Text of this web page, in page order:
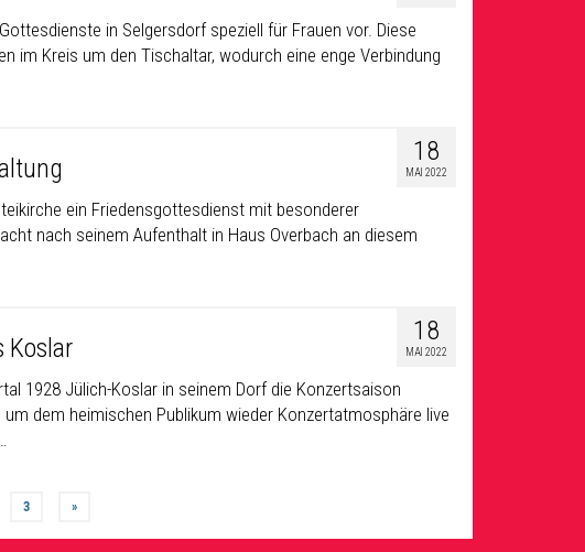
in Selgersdorf speziell für Frauen vor. Diese
im Kreis um den Tischaltar, wodurch eine enge Verbindung
18
MAI 2022
ein Friedensgottesdienst mit besonderer
nach seinem Aufenthalt in Haus Overbach an diesem
18
MAI 2022
Koslar
1928 Jülich-Koslar in seinem Dorf die Konzertsaison
dem heimischen Publikum wieder Konzertatmosphäre live
3 »